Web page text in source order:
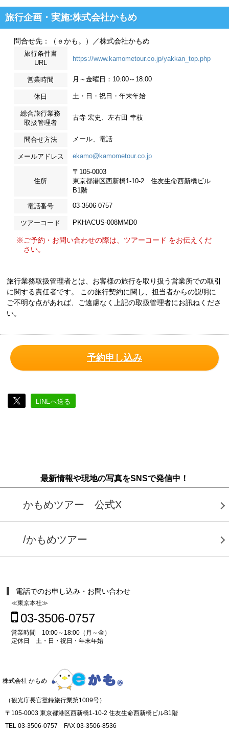
旅行企画・実施:株式会社かもめ
問合せ先：（ｅかも。）／株式会社かもめ
旅行条件書
URL
https://www.kamometour.co.jp/yakkan_top.php
営業時間 月～金曜日：10:00～18:00
休日 土・日・祝日・年末年始
総合旅行業務
取扱管理者
古寺 宏史、左右田 幸枝
問合せ方法 メール、電話
メールアドレス ekamo@kamometour.co.jp
住所
〒105-0003
東京都港区西新橋1-10-2 住友生命西新橋ビル
B1階
電話番号 03-3506-0757
ツアーコード PKHACUS-008MMD0
※ご予約・お問い合わせの際は、ツアーコード をお伝えくだ
さい。
旅行業務取扱管理者とは、お客様の旅行を取り扱う営業所での取引
に関する責任者です。 この旅行契約に関し、担当者からの説明に
ご不明な点があれば、ご遠慮なく上記の取扱管理者にお訊ねくださ
い。
予約申し込み
LINEへ送る
最新情報や現地の写真をSNSで発信中！
かもめツアー 公式X
/かもめツアー
電話でのお申し込み・お問い合わせ
≪東京本社≫
03-3506-0757
営業時間 10:00～18:00（月～金）
定休日 土・日・祝日・年末年始
株式会社 かもめ
（観光庁長官登録旅行業第1009号）
〒105-0003 東京都港区西新橋1-10-2 住友生命西新橋ビルB1階
TEL 03-3506-0757 FAX 03-3506-8536